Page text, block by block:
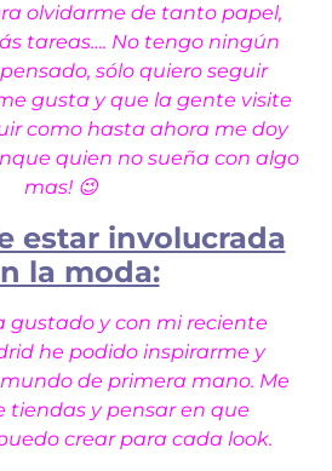
olvidarme de tanto papel,
tareas…. No tengo ningún
sólo quiero seguir
gusta y que la gente visite
como hasta ahora me doy
quien no sueña con algo
mas! 😉
estar involucrada
la moda:
gustado y con mi reciente
he podido inspirarme y
de primera mano. Me
tiendas y pensar en que
crear para cada look.